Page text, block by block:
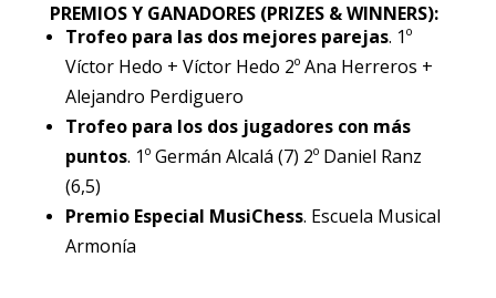
PREMIOS Y GANADORES (PRIZES & WINNERS):
Trofeo para las dos mejores parejas. 1º
Víctor Hedo + Víctor Hedo 2º Ana Herreros +
Alejandro Perdiguero
Trofeo para los dos jugadores con más
puntos. 1º Germán Alcalá (7) 2º Daniel Ranz
(6,5)
Premio Especial MusiChess. Escuela Musical
Armonía